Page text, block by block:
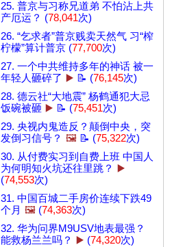
25. 普京与习称兄道弟 不怕沾上共
产厄运？ (78,041次)
26. “乞求者”普京贱卖天然气 习“榨
柠檬”算计普京 (77,700次)
27. 一个中共维持多年的神话 被一
年轻人砸碎了 ▶️ 📝 (76,145次)
28. 德云社“大地震” 杨鹤通犯大忌
饭碗被砸 ▶️ 📝 (75,451次)
29. 央视内鬼造反？颠倒中央，突
发倒习信号？ 🖼️ 📝 (75,322次)
30. 从付费实习到自费上班 中国人
为何明知火坑还往里跳？
▶️
(74,553次)
31. 中国百城二手房价连续下跌49
个月 🖼️ (74,363次)
32. 华为问界M9USV地表最强？
能救杨兰兰吗？
▶️ (74,320次)